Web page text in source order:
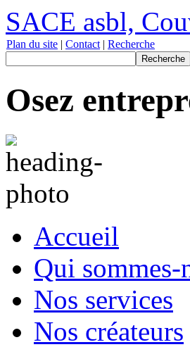
SACE asbl,
Plan du site | Contact | Recherche
Osez
Accueil
Qui sommes-
Nos services
Nos créateurs